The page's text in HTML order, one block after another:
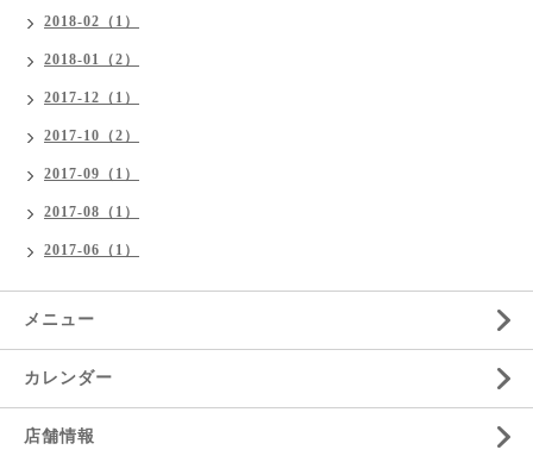
2018-02（1）
2018-01（2）
2017-12（1）
2017-10（2）
2017-09（1）
2017-08（1）
2017-06（1）
メニュー
カレンダー
店舗情報